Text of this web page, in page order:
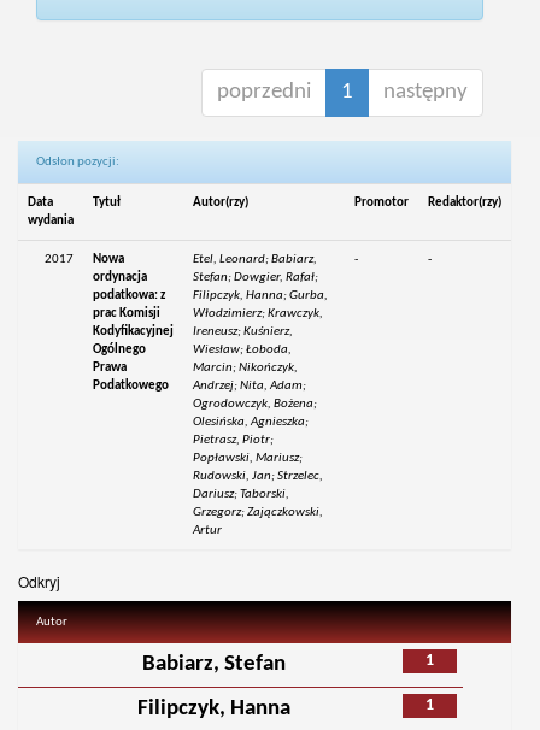
poprzedni 1 następny
Odsłon pozycji:
Data
wydania
Tytuł Autor(rzy) Promotor Redaktor(rzy)
2017
Nowa
ordynacja
podatkowa: z
prac Komisji
Kodyfikacyjnej
Ogólnego
Prawa
Podatkowego
Etel, Leonard; Babiarz,
Stefan; Dowgier, Rafał;
Filipczyk, Hanna; Gurba,
Włodzimierz; Krawczyk,
Ireneusz; Kuśnierz,
Wiesław; Łoboda,
Marcin; Nikończyk,
Andrzej; Nita, Adam;
Ogrodowczyk, Bożena;
Olesińska, Agnieszka;
Pietrasz, Piotr;
Popławski, Mariusz;
Rudowski, Jan; Strzelec,
Dariusz; Taborski,
Grzegorz; Zajączkowski,
Artur
- -
Odkryj
Autor
1
Babiarz, Stefan
1
Filipczyk, Hanna